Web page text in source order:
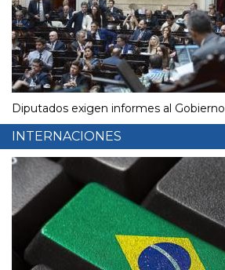
Diputados exigen informes al Gobierno
INTERNACIONES